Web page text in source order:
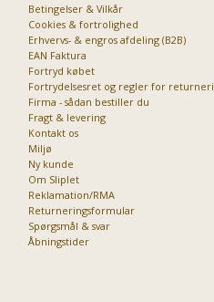
Betingelser & Vilkår
Cookies & fortrolighed
Erhvervs- & engros afdeling (B2B)
EAN Faktura
Fortryd købet
Fortrydelsesret og regler for
Firma - sådan bestiller du
Fragt & levering
Kontakt os
Miljø
Ny kunde
Om Sliplet
Reklamation/RMA
Returneringsformular
Spørgsmål & svar
Åbningstider